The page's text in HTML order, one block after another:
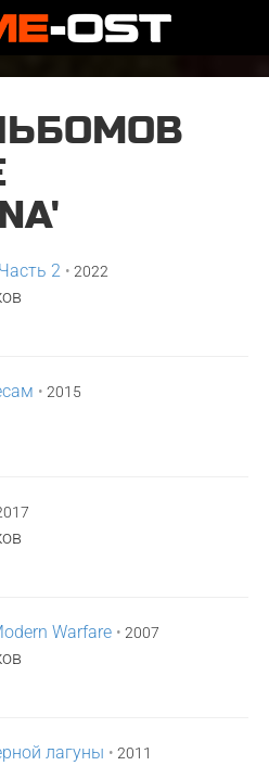
2 • 2022
• 2015
Warfare • 2007
лагуны • 2011